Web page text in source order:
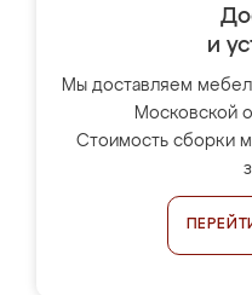
и
Мы доставляем
Московской
Стоимость сборки